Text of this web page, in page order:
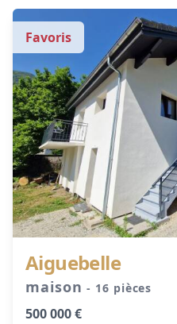
Favoris
Aiguebelle
maison- 16 pièces
500 000 €